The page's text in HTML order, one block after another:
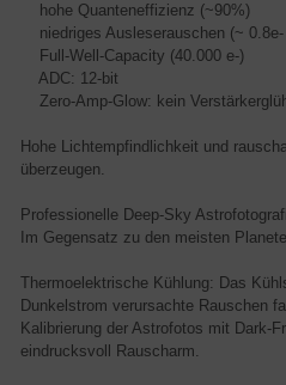
hohe Quanteneffizienz (~90%)
niedriges Ausleserauschen (~
Full-Well-Capacity (40.000 e-)
ADC: 12-bit
Zero-Amp-Glow: kein
Hohe Lichtempfindlichkeit und
überzeugen.
Professionelle Deep-Sky
Im Gegensatz zu den meisten
Thermoelektrische Kühlung: Das
Dunkelstrom verursachte Rauschen
Kalibrierung der Astrofotos mit Dark-
eindrucksvoll Rauscharm.